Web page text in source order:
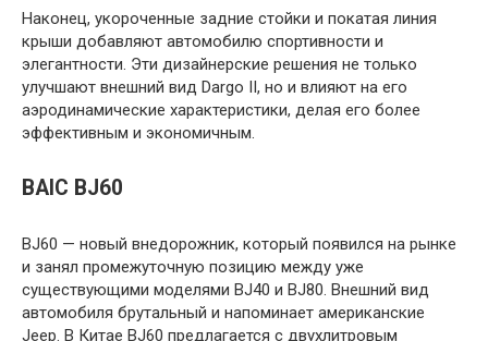
Наконец, укороченные задние стойки и покатая линия
крыши добавляют автомобилю спортивности и
элегантности. Эти дизайнерские решения не только
улучшают внешний вид Dargo II, но и влияют на его
аэродинамические характеристики, делая его более
эффективным и экономичным.
BAIC BJ60
BJ60 — новый внедорожник, который появился на рынке
и занял промежуточную позицию между уже
существующими моделями BJ40 и BJ80. Внешний вид
автомобиля брутальный и напоминает американские
Jeep. В Китае BJ60 предлагается с двухлитровым